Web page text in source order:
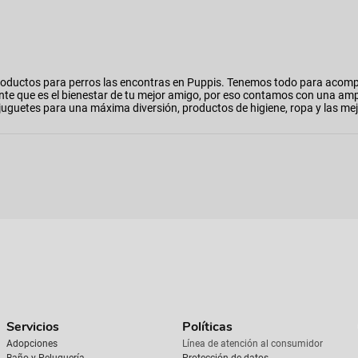
para perros las encontras en Puppis. Tenemos todo para
que es el bienestar de tu mejor amigo, por eso contamos con una
para una máxima diversión, productos de higiene, ropa y las
Servicios
Adopciones
Políticas
Línea de atención al consumidor